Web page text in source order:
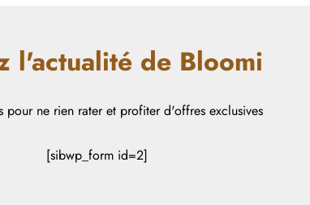
l'actualité de Bloomi
pour ne rien rater et profiter d'offres exclusives
[sibwp_form id=2]